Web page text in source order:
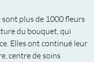
sont plus de 1000 fleurs
du bouquet, qui
Elles ont continué leur
centre de soins